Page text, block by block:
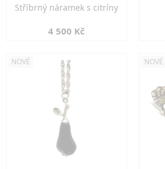
Stříbrný náramek s citríny
4 500 Kč
NOVÉ NOVÉ